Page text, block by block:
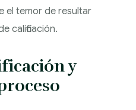
el temor de resultar
calificación.
y